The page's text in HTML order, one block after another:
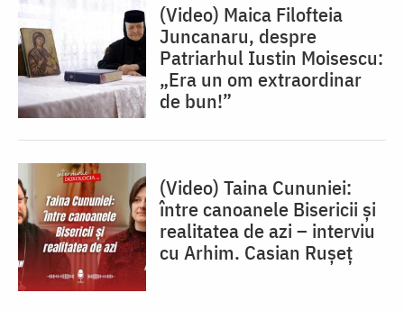
(Video) Maica Filofteia
Juncanaru, despre
Patriarhul Iustin Moisescu:
„Era un om extraordinar
de bun!”
(Video) Taina Cununiei:
între canoanele Bisericii și
realitatea de azi – interviu
cu Arhim. Casian Rușeț